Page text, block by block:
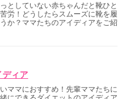
としていない赤ちゃんだと靴ひと
労！どうしたらスムーズに靴を履
か？ママたちのアイディアをご紹
ディア
ママにおすすめ！先輩ママたちに